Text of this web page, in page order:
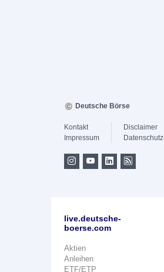
Deutsche Börse
Kontakt
Impressum
Disclaimer
Datenschutz
live.deutsche-
boerse.com
Aktien
Anleihen
ETF/ETP